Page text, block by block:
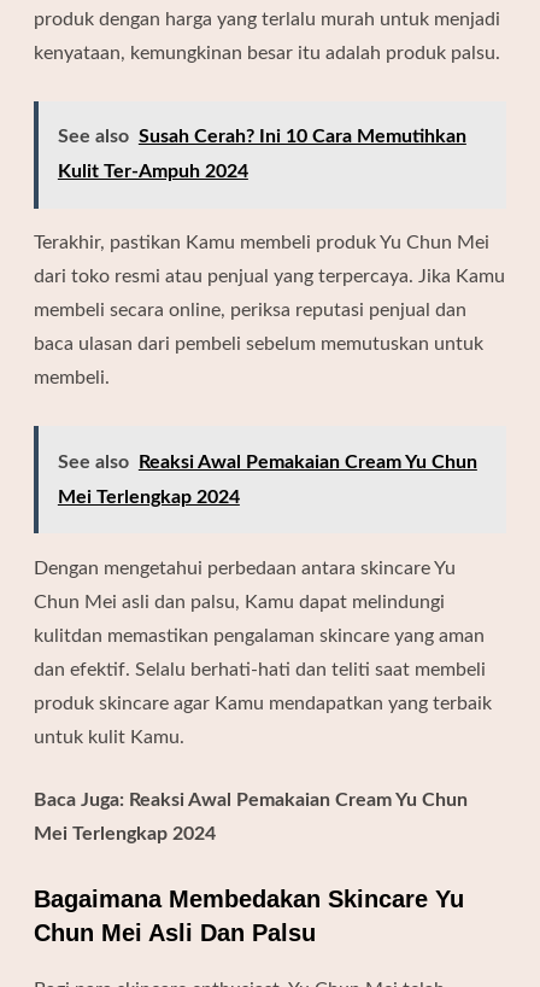
produk dengan harga yang terlalu murah untuk menjadi
kenyataan, kemungkinan besar itu adalah produk palsu.
See also Susah Cerah? Ini 10 Cara Memutihkan
Kulit Ter-Ampuh 2024
Terakhir, pastikan Kamu membeli produk Yu Chun Mei
dari toko resmi atau penjual yang terpercaya. Jika Kamu
membeli secara online, periksa reputasi penjual dan
baca ulasan dari pembeli sebelum memutuskan untuk
membeli.
See also Reaksi Awal Pemakaian Cream Yu Chun
Mei Terlengkap 2024
Dengan mengetahui perbedaan antara skincare Yu
Chun Mei asli dan palsu, Kamu dapat melindungi
kulitdan memastikan pengalaman skincare yang aman
dan efektif. Selalu berhati-hati dan teliti saat membeli
produk skincare agar Kamu mendapatkan yang terbaik
untuk kulit Kamu.
Baca Juga: Reaksi Awal Pemakaian Cream Yu Chun
Mei Terlengkap 2024
Bagaimana Membedakan Skincare Yu
Chun Mei Asli Dan Palsu